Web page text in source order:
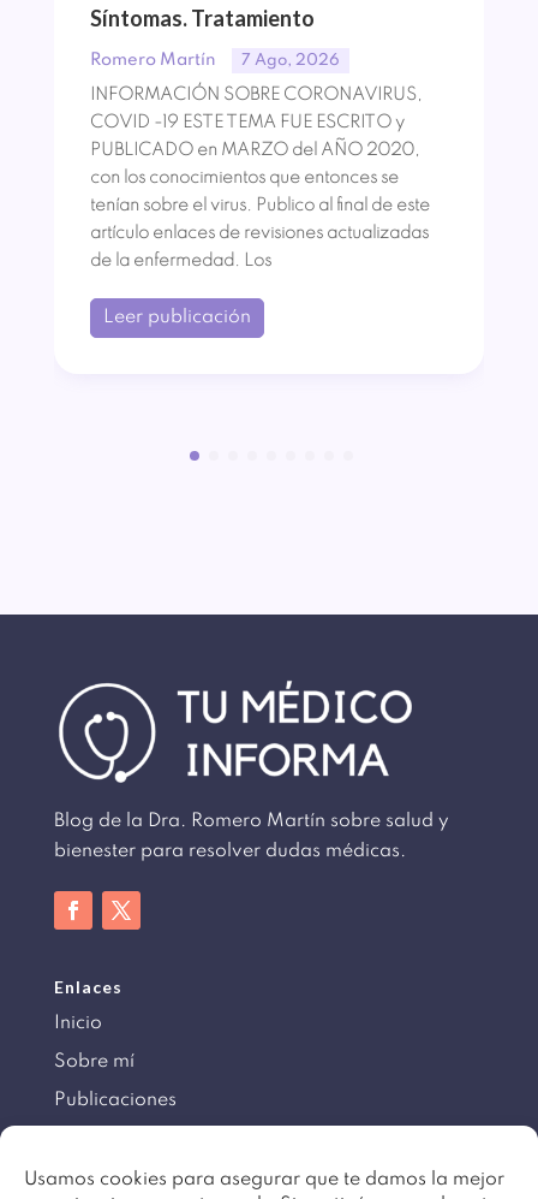
Usamos cookies para asegurar que te damos la mejor
Síntomas. Tratamiento
Romero Martín 7 Ago, 2026
INFORMACIÓN SOBRE CORONAVIRUS,
COVID -19 ESTE TEMA FUE ESCRITO y
PUBLICADO en MARZO del AÑO 2020,
con los conocimientos que entonces se
tenían sobre el virus. Publico al final de este
artículo enlaces de revisiones actualizadas
de la enfermedad. Los
Leer publicación
Blog de la Dra. Romero Martín sobre salud y
bienester para resolver dudas médicas.
Enlaces
Inicio
Sobre mí
Publicaciones
Información